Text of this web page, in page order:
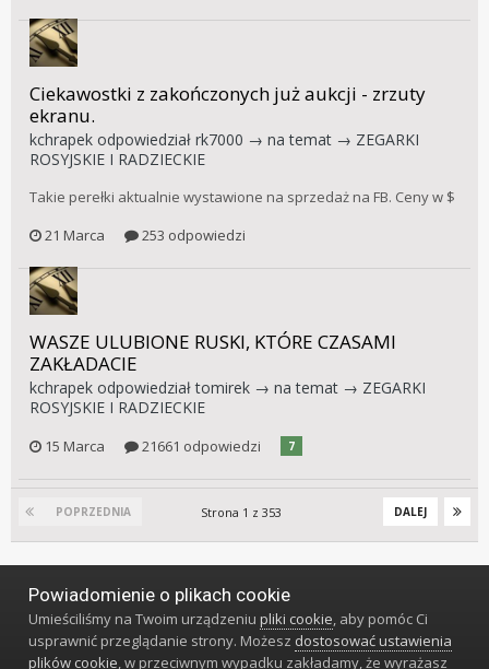
Ciekawostki z zakończonych już aukcji - zrzuty
ekranu.
kchrapek odpowiedział rk7000 → na temat → ZEGARKI
ROSYJSKIE I RADZIECKIE
Takie perełki aktualnie wystawione na sprzedaż na FB. Ceny w $
21 Marca
253 odpowiedzi
WASZE ULUBIONE RUSKI, KTÓRE CZASAMI
ZAKŁADACIE
kchrapek odpowiedziałtomirek → na temat → ZEGARKI
ROSYJSKIE I RADZIECKIE
15 Marca 21661 odpowiedzi 7
POPRZEDNIA DALEJ
Strona 1 z 353
Język Styl Polityka prywatności
Klub Miłośników Zegarów i Zegarków
Powered by Invision Community
Powiadomienie o plikach cookie
Umieściliśmy na Twoim urządzeniupliki cookie, aby pomóc Ci
usprawnić przeglądanie strony. Możesz dostosować ustawienia
plików cookie, w przeciwnym wypadku zakładamy, że wyrażasz